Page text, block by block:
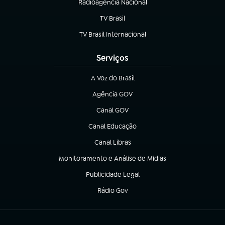
Radioagência Nacional
(abre em nova aba)
TV Brasil
(abre em nova aba)
TV Brasil Internacional
(abre em nova aba)
Serviços
A Voz do Brasil
(abre em nova aba)
Agência GOV
(abre em nova aba)
Canal GOV
(abre em nova aba)
Canal Educação
(abre em nova aba)
Canal Libras
(abre em nova aba)
Monitoramento e Análise de Mídias
(abre em nova aba)
Publicidade Legal
(abre em nova aba)
Rádio Gov
(abre em nova aba)